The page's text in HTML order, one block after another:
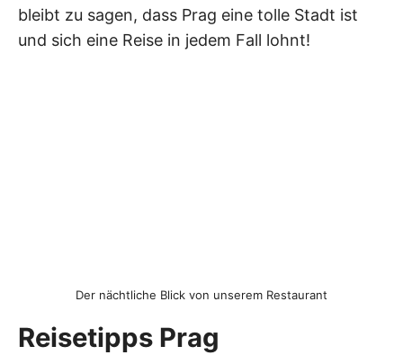
bleibt zu sagen, dass Prag eine tolle Stadt ist
und sich eine Reise in jedem Fall lohnt!
Der nächtliche Blick von unserem Restaurant
Reisetipps Prag